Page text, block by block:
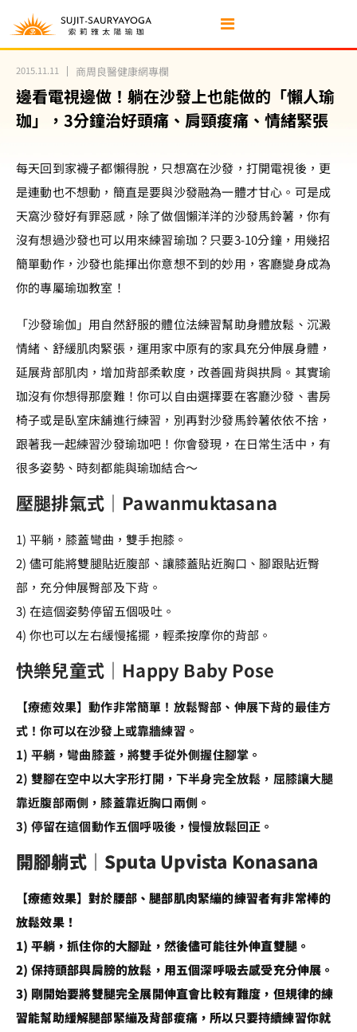
2015.11.11 商周良醫健康網專欄
邊看電視邊做！躺在沙發上也能做的「懶人瑜
珈」，3分鐘治好頭痛、肩頸痠痛、情緒緊張
每天回到家襪子都懶得脫，只想窩在沙發，打開電視後，更
是連動也不想動，簡直是要與沙發融為一體才甘心。可是成
天窩沙發好有罪惡感，除了做個懶洋洋的沙發馬鈴薯，你有
沒有想過沙發也可以用來練習瑜珈？只要3-10分鐘，用幾招
簡單動作，沙發也能揮出你意想不到的妙用，客廳變身成為
你的專屬瑜珈教室！
「沙發瑜伽」用自然舒服的體位法練習幫助身體放鬆、沉澱
情緒、舒緩肌肉緊張，運用家中原有的家具充分伸展身體，
延展背部肌肉，增加背部柔軟度，改善圓背與拱肩。其實瑜
珈沒有你想得那麼難！你可以自由選擇要在客廳沙發、書房
椅子或是臥室床舖進行練習，別再對沙發馬鈴薯依依不捨，
跟著我一起練習沙發瑜珈吧！你會發現，在日常生活中，有
很多姿勢、時刻都能與瑜珈結合～
壓腿排氣式｜Pawanmuktasana
1) 平躺，膝蓋彎曲，雙手抱膝。
2) 儘可能將雙腿貼近腹部、讓膝蓋貼近胸口、腳跟貼近臀
部，充分伸展臀部及下背。
3) 在這個姿勢停留五個吸吐。
4) 你也可以左右緩慢搖擺，輕柔按摩你的背部。
快樂兒童式｜Happy Baby Pose
【療癒效果】動作非常簡單！放鬆臀部、伸展下背的最佳方
式！你可以在沙發上或靠牆練習。
1) 平躺，彎曲膝蓋，將雙手從外側握住腳掌。
2) 雙腳在空中以大字形打開，下半身完全放鬆，屈膝讓大腿
靠近腹部兩側，膝蓋靠近胸口兩側。
3) 停留在這個動作五個呼吸後，慢慢放鬆回正。
開腳躺式｜Sputa Upvista Konasana
【療癒效果】對於腰部、腿部肌肉緊繃的練習者有非常棒的
放鬆效果！
1) 平躺，抓住你的大腳趾，然後儘可能往外伸直雙腿。
2) 保持頭部與肩膀的放鬆，用五個深呼吸去感受充分伸展。
3) 剛開始要將雙腿完全展開伸直會比較有難度，但規律的練
習能幫助緩解腿部緊繃及背部痠痛，所以只要持續練習你就